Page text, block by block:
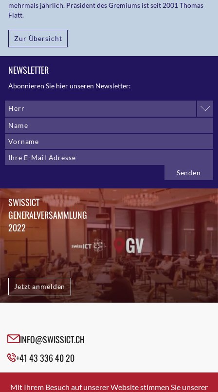
mehrmals jährlich. Präsident des Gremiums ist seit 2001 Thomas
Flatt.
Zur Übersicht
NEWSLETTER
Abonnieren Sie hier unseren Newsletter:
Herr
SWISSICT
GENERALVERSAMMLUNG
2022
Jetzt anmelden
INFO@SWISSICT.CH
+41 43 336 40 20
SWISSICT
VULKANSTRASSE 120
Mit Ihrem Besuch auf unserer Website stimmen Sie unserer